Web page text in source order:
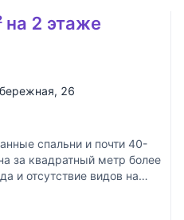
на 2 этаже
, 26
спальни и почти 40-
за квадратный метр более
и отсутствие видов на